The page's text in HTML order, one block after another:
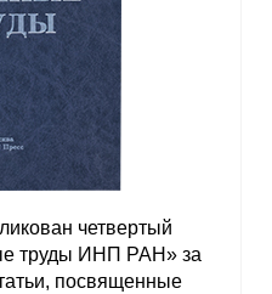
четвертый
труды ИНП РАН» за
посвященные